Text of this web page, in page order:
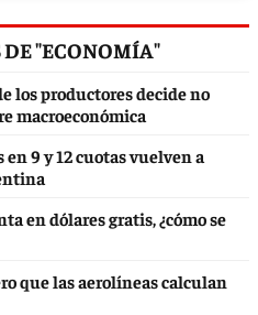
"ECONOMÍA"
los productores decide no
macroeconómica
en 9 y 12 cuotas vuelven a
en dólares gratis, ¿cómo se
que las aerolíneas calculan